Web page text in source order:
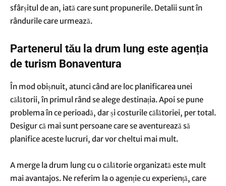
sfârșitul de an, iată care sunt propunerile. Detalii sunt în
rândurile care urmează.
Partenerul tău la drum lung este agenția
de turism Bonaventura
În mod obișnuit, atunci când are loc planificarea unei
călătorii, în primul rând se alege destinația. Apoi se pune
problema în ce perioadă, dar și costurile călătoriei, per total.
Desigur că mai sunt persoane care se aventurează să
planifice aceste lucruri, dar vor cheltui mai mult.
A merge la drum lung cu o călătorie organizată este mult
mai avantajos. Ne referim la o agenție cu experiență, care